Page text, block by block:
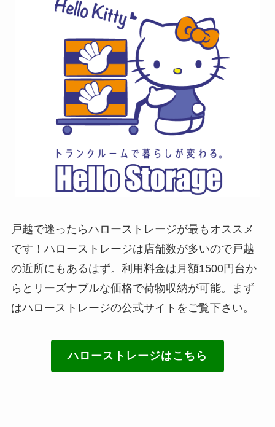
戸越で迷ったらハローストレージが最もオススメ
です！ハローストレージは店舗数が多いので戸越
の近所にもあるはず。利用料金は月額1500円台か
らとリーズナブルな価格で荷物収納が可能。まず
はハローストレージの公式サイトをご覧下さい。
ハローストレージはこちら